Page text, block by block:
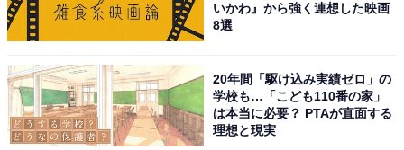
いかわ』から強く連想した映画
8選
20年間「駆け込み実績ゼロ」の
学校も…「こども110番の家」
は本当に必要？ PTAが直面する
理想と現実